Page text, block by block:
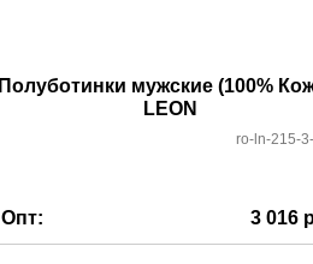
Полуботинки мужские (100%
LEON
ro-ln-215-
Опт: 3 016